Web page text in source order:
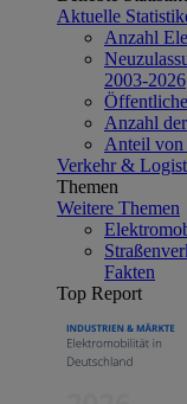
Aktuelle
Anzahl
2003-2026
Anzahl
Anteil von
Verkehr &
Themen
Weitere Themen
Fakten
Top Report